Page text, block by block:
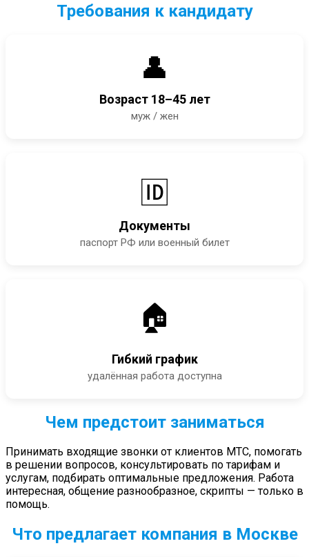
Требования к кандидату
👤
Возраст 18–45 лет
муж / жен
🆔
Документы
паспорт РФ или военный билет
🏠
Гибкий график
удалённая работа доступна
Чем предстоит заниматься
Принимать входящие звонки от клиентов МТС, помогать
в решении вопросов, консультировать по тарифам и
услугам, подбирать оптимальные предложения. Работа
интересная, общение разнообразное, скрипты — только в
помощь.
Что предлагает компания в Москве